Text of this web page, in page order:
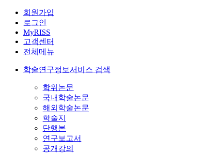
회원가입
로그인
MyRISS
고객센터
전체메뉴
학술연구정보서비스 검색
학위논문
국내학술논문
해외학술논문
학술지
단행본
연구보고서
공개강의